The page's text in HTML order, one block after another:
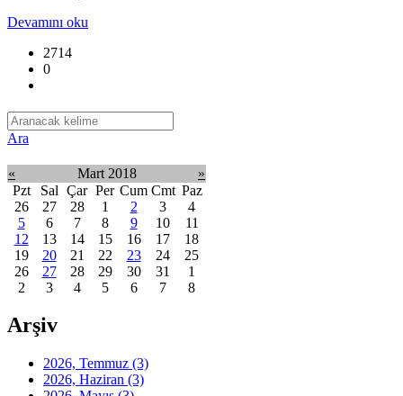
Devamını oku
2714
0
Ara
« Mart 2018
»
Pzt
Sal Çar Per Cum Cmt Paz
26
27 28 1 2 3
4
5
6 7 8 9 10
11
12
13 14 15 16 17
18
19
20 21 22 23 24
25
26
27 28 29 30 31
1
2
3 4 5 6 7 8
Arşiv
2026, Temmuz (3)
2026, Haziran (3)